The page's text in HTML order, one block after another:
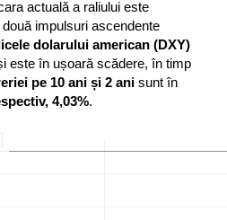
impulsuri ascendente
dolarului american (DXY)
este în ușoară scădere, în timp
pe 10 ani și 2 ani sunt în
4,03%.